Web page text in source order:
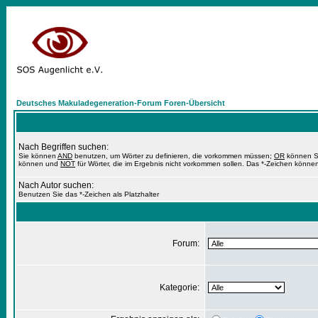
Deutsches Makuladegeneration-Forum Foren-Übersicht
Nach Begriffen suchen:
Sie können AND benutzen, um Wörter zu definieren, die vorkommen müssen; OR können
können und NOT für Wörter, die im Ergebnis nicht vorkommen sollen. Das *-Zeichen
Nach Autor suchen:
Benutzen Sie das *-Zeichen als Platzhalter
Forum:
Kategorie: